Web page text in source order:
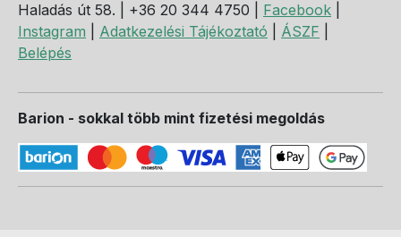
Haladás út 58. | +36 20 344 4750 | Facebook
Instagram
Adatkezelési Tájékoztató ÁSZF
Belépés
Barion - sokkal több mint fizetési megoldás